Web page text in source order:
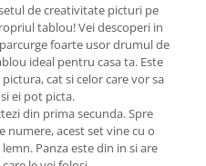
de creativitate picturi pe
tablou! Vei descoperi in
foarte usor drumul de
ideal pentru casa ta. Este
cat si celor care vor sa
ei pot picta.
din prima secunda. Spre
numere, acest set vine cu o
Panza este din in si are